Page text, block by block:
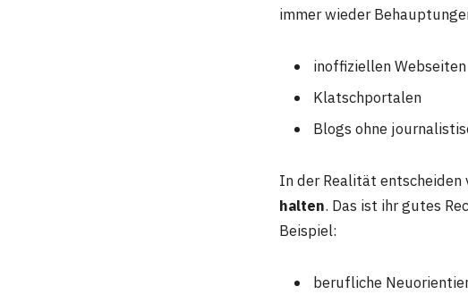
immer wieder
inoffiziellen Webseiten
Klatschportalen
Blogs ohne
In der Realität entscheiden
halten. Das ist ihr gutes
Beispiel:
berufliche